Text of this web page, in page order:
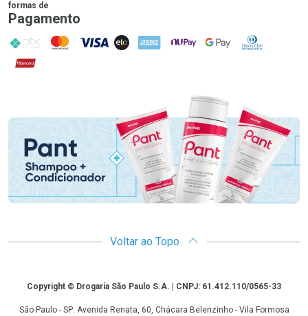
formas de
Pagamento
PIX MasterCard
VISA ELO AMEX NuPay Google PayDiners Club
Hipercard
Promoção em Destaque
Voltar ao Topo
CopyrightCopyright © Drogaria São Paulo S.A. | CNPJ: 61.412.110/0565-33
São Paulo - SP: Avenida Renata, 60, Chácara Belenzinho - Vila Formosa